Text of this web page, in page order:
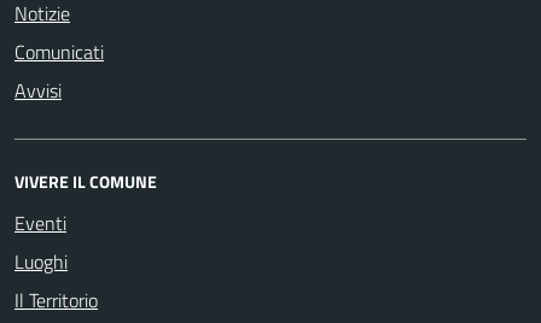
Notizie
Comunicati
Avvisi
VIVERE IL COMUNE
Eventi
Luoghi
Il Territorio